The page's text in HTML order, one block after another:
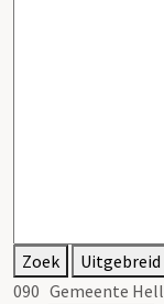
Zoek
Uitgebreid
090 Gemeente